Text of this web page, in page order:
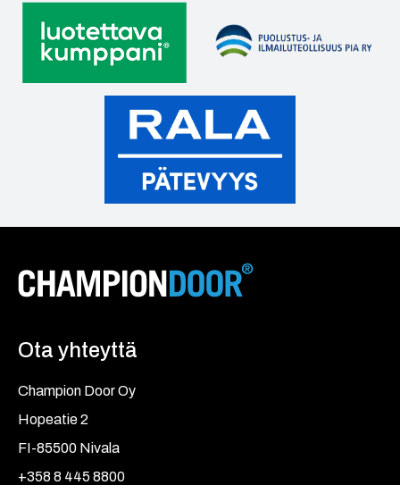
Ota yhteyttä
Champion Door Oy
Hopeatie 2
FI-85500 Nivala
+358 8 445 8800